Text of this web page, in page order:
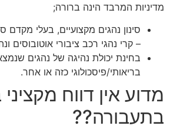
מדיניות המרבד הינה ברורה;
סינון נהגים מקצועיים, בעלי מקדם
– קרי נהגי רכב ציבורי אוטובוסים
בחינת יכולת נהיגה של נהגים
בריאותי/פיסכולוגי כזה או אחר.
מדוע אין דווח
בתעבורה??